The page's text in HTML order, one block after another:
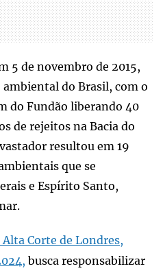
5 de novembro de 2015,
do Brasil, com o
do Fundão liberando 40
de rejeitos na Bacia do
resultou em 19
que se
e Espírito Santo,
Corte de Londres,
busca responsabilizar